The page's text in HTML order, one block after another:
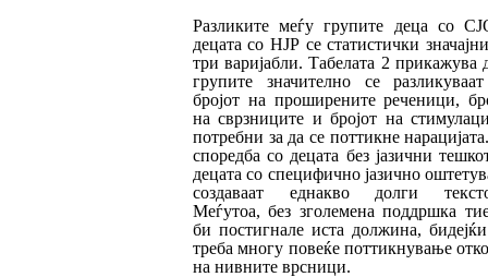
Разликите меѓу групите деца со
децата со НЈР се статистички
три варијабли. Табелата 2 прикажува
групите значително се
бројот на проширените ре­че­ни­ци,
на сврзниците и бројот на
потребни за да се поттикне
споредба со децата без јазични
де­цата со специфично јазично
соз­да­ваат еднакво долги
Меѓутоа, без зго­лемена поддршка
би постигнале иста должина,
треба многу повеќе пот­тик­­нување
на нивните врсници.